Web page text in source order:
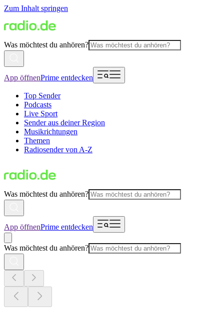
Zum Inhalt springen
Was möchtest du anhören?
App öffnenPrime entdecken
Top Sender
Podcasts
Live Sport
Sender aus deiner Region
Musikrichtungen
Themen
Radiosender von A-Z
Was möchtest du anhören?
App öffnenPrime entdecken
Was möchtest du anhören?